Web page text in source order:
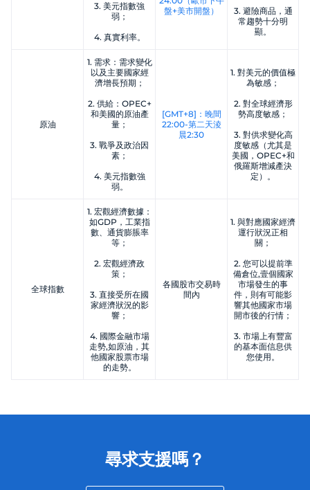
3. 美元指數強
弱；
4. 真實利率。
盤+美市開盤）
3. 避險商品，通
常趨勢十分明
顯。
原油
1. 需求：需求變化
以及主要國家經
濟增長預期；
2. 供給：OPEC+
和美國的原油產
量；
3. 戰爭及政治因
素；
4. 美元指數強
弱。
[GMT+8]：晚間
22:00-第二天淩
晨2:30
1. 對美元的價值極
為敏感；
2. 對全球經濟形
勢高度敏感；
3. 對供求變化高
度敏感（尤其是
美國，OPEC+和
俄羅斯增減產決
定）。
全球指數
1. 宏觀經濟數據：
如GDP，工業指
數、通貨膨脹率
等；
2. 宏觀經濟政
策；
3. 直接受所在國
家經濟狀況的影
響；
4. 國際金融市場
走勢,如原油，其
他國家股票市場
的走勢。
各國股市交易時
間內
1. 與對應國家經濟
運行狀況正相
關；
2. 您可以提前準
備倉位,壹個國家
市場發生的事
件，則有可能影
響其他國家市場
開市後的行情；
3. 市場上有豐富
的基本面信息供
您使用。
尋求支援嗎？